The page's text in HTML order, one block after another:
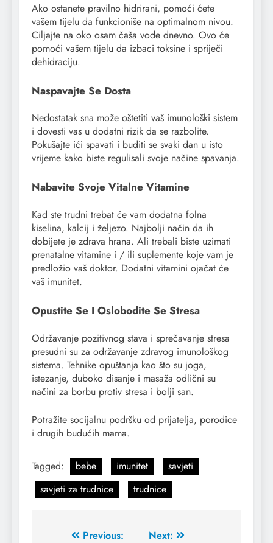
Ako ostanete pravilno hidrirani, pomoći ćete
vašem tijelu da funkcioniše na optimalnom nivou.
Ciljajte na oko osam čaša vode dnevno. Ovo će
pomoći vašem tijelu da izbaci toksine i spriječi
dehidraciju.
Naspavajte Se Dosta
Nedostatak sna može oštetiti vaš imunološki sistem
i dovesti vas u dodatni rizik da se razbolite.
Pokušajte ići spavati i buditi se svaki dan u isto
vrijeme kako biste regulisali svoje načine spavanja.
Nabavite Svoje Vitalne Vitamine
Kad ste trudni trebat će vam dodatna folna
kiselina, kalcij i željezo. Najbolji način da ih
dobijete je zdrava hrana. Ali trebali biste uzimati
prenatalne vitamine i / ili suplemente koje vam je
predložio vaš doktor. Dodatni vitamini ojačat će
vaš imunitet.
Opustite Se I Oslobodite Se Stresa
Održavanje pozitivnog stava i sprečavanje stresa
presudni su za održavanje zdravog imunološkog
sistema. Tehnike opuštanja kao što su joga,
istezanje, duboko disanje i masaža odlični su
načini za borbu protiv stresa i bolji san.
Potražite socijalnu podršku od prijatelja, porodice
i drugih budućih mama.
Tagged: bebe imunitet
savjeti
savjeti za trudnice
trudnice
Previous:
Next: